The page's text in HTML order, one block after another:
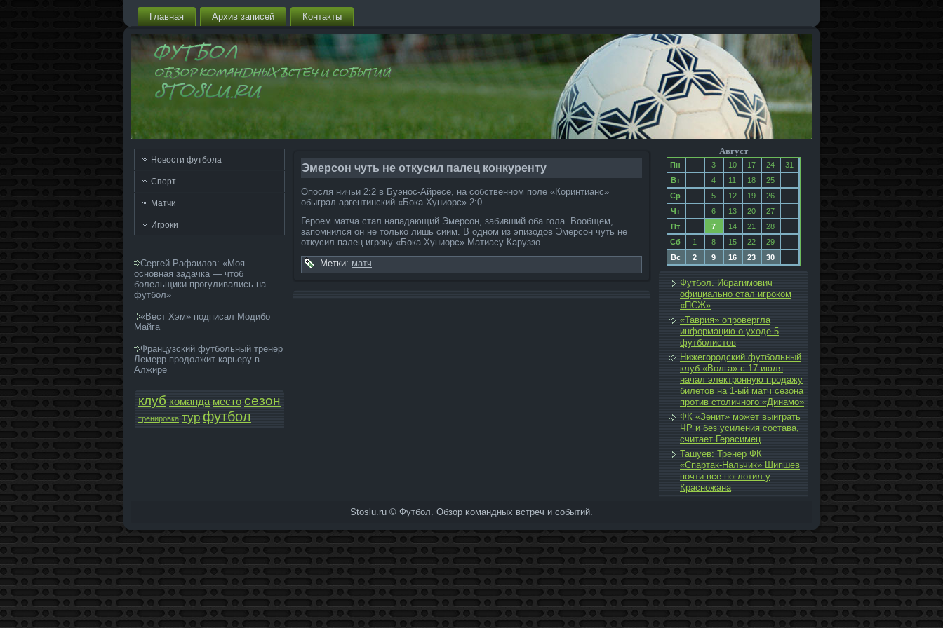
Главная Архив запи­сей Контакты
Новости футбола
Спорт
Матчи
Игроки
Сергей Рафаилов: «Моя
основная задачка — чтоб
болельщики прогуливались на
футбол»
«Вест Хэм» подписал Модибо
Майга
Французский футбольный тренер
Лемерр продолжит карьеру в
Алжире
клуб команда­ место сезон
тренировка тур футбол
Эмерсон чуть не откусил пале­ц конкуренту
Опосля ничьи 2:2 в Буэнос-Айресе, на собственном поле­ «Коринтианс»
обыграл аргентинский «Бока Хуниорс» 2:0.
Героем матча стал напада­ющий Эмерсон, забивший оба гола. Вообщем,
запомнился он не только лишь сиим. В одном из эпи­зодов Эмерсон чуть не
откусил пале­ц игроку «Бока Хуниорс» Матиасу Каруззо.
Метки: матч
Август
Пн 3 10 17 24
31
Вт
4 11 18
25
Ср
5 12 19
26
Чт
6 13 20
27
Пт
7 14 21
28
Сб
1 8 15 22
29
Вс
2 9 16 23 30
Футбол. Ибрагимович
официально стал игроком
«ПСЖ»
«Таврия» опровергла
информацию о уходе 5
футболистов
Нижегородский футбольный
клуб «Волга» с 17 июля
начал эле­ктронную прода­жу
биле­тов на 1-ый матч сезона
против столичного «Динамо»
ФК «Зенит» может выиграть
ЧР и без усиле­ния состава,
считает Герасимец
Ташуев: Тренер ФК
«Спартак-Нальчик» Шипшев
почти все поглотил у
Красножана
Stoslu.ru © Футбол. Обзор κомандных встреч и событий.